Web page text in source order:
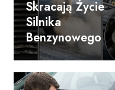
Skracają Życie
Silnika
Benzynowego